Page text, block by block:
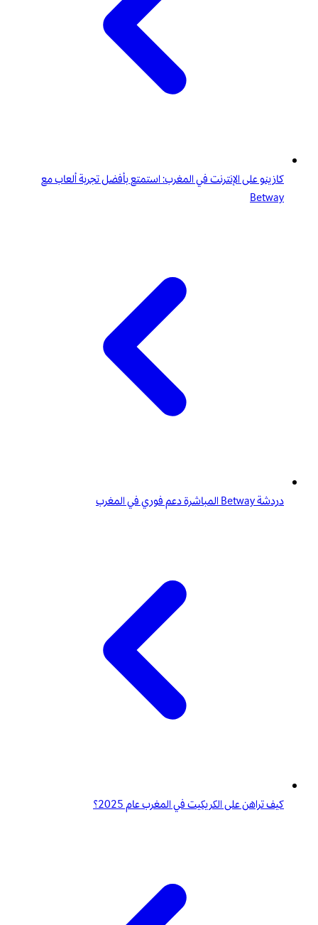
كازينو على الإنترنت في المغرب: استمتع بأفضل تجربة ألعاب مع
Betway
دردشة Betway المباشرة دعم فوري في المغرب
كيف تراهن على الكريكيت في المغرب عام 2025؟